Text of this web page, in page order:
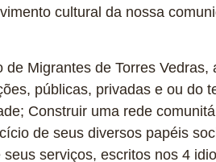
cultural da nossa
Migrantes de Torres Vedras,
públicas, privadas e ou do
Construir uma rede
de seus diversos papéis
serviços, escritos nos 4